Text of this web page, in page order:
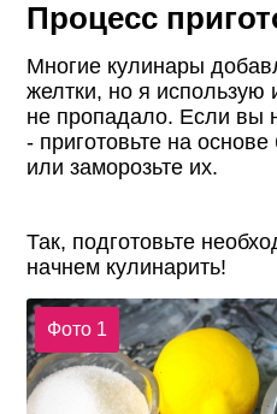
Процесс
Многие кулинары
желтки, но я использую
не пропадало. Если вы
- приготовьте на
или заморозьте их.
Так, подготовьте
начнем кулинарить!
Фото 1